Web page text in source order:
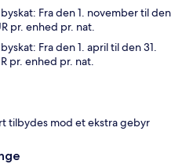
Fra den 1. november til den
pr. enhed pr. nat.
Fra den 1. april til den 31.
pr. enhed pr. nat.
tilbydes mod et ekstra gebyr